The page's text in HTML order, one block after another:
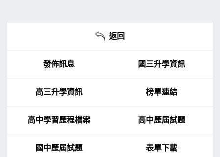
返回
發佈訊息 國三升學資訊
高三升學資訊 榜單連結
高中學習歷程檔案 高中歷屆試題
國中歷屆試題 表單下載